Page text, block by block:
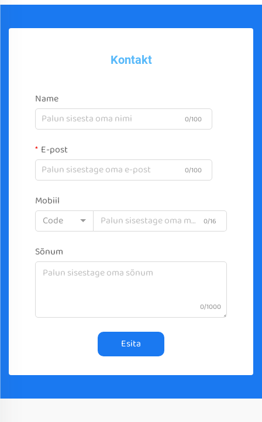
Kontakt
Name
0/100
E-post
0/100
Mobiil
Code
0/16
Sõnum
0/1000
Esita